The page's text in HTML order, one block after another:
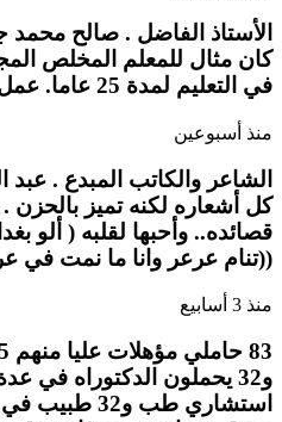
الأستاذ الفاضل . صالح محمد
كان مثال للمعلم المخلص
في التعليم لمدة 25 عاما. عمل معرفا لقرية البلعلا .
منذ أسبوعين
الشاعر والكاتب المبدع . عبد
كل أشعاره لكنه تميز
قصائده.. وأحبها لقلبه ( ألو
((تنام عرعر وانا ما نمت في
منذ 3 أسابيع
استشاري طب